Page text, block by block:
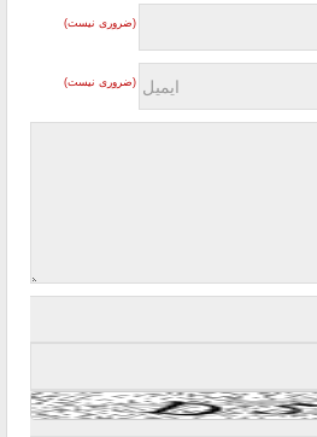
(ضروری نیست)
(ضروری نیست)